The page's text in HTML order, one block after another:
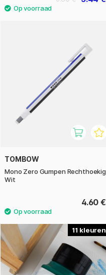
TOMBOW
Mono Zero Gumpen Rechthoekig
Wit
4.60 €
11